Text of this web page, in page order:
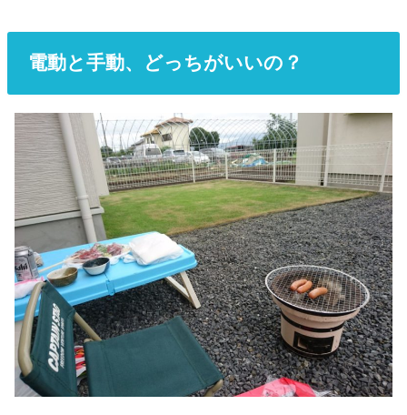
電動と手動、どっちがいいの？